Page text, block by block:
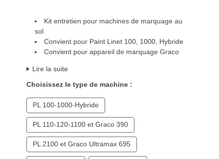
Kit entretien pour machines de marquage au
sol
Convient pour Paint Linet 100, 1000, Hybride
Convient pour appareil de marquage Graco
Lire la suite
Choisissez le type de machine :
PL 100-1000-Hybride
PL 110-120-1100 et Graco 390
PL 2100 et Graco Ultramax 695